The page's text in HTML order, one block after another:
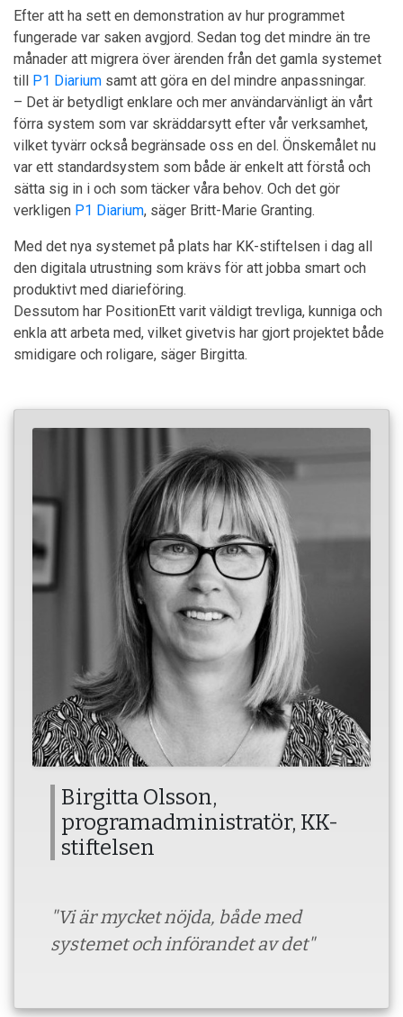
Efter att ha sett en demonstration av hur programmet
fungerade var saken avgjord. Sedan tog det mindre än tre
månader att migrera över ärenden från det gamla systemet
till
P1 Diarium samt att göra en del mindre anpassningar.
– Det är betydligt enklare och mer användarvänligt än vårt
förra system som var skräddarsytt efter vår verksamhet,
vilket tyvärr också begränsade oss en del. Önskemålet nu
var ett standardsystem som både är enkelt att förstå och
sätta sig in i och som täcker våra behov. Och det gör
verkligen P1 Diarium, säger Britt-Marie Granting.
Med det nya systemet på plats har KK-stiftelsen i dag all
den digitala utrustning som krävs för att jobba smart och
produktivt med diarieföring.
Dessutom har PositionEtt varit väldigt trevliga, kunniga och
enkla att arbeta med, vilket givetvis har gjort projektet både
smidigare och roligare, säger Birgitta.
Birgitta Olsson,
programadministratör, KK-
stiftelsen
"Vi är mycket nöjda, både med
systemet och införandet av det"